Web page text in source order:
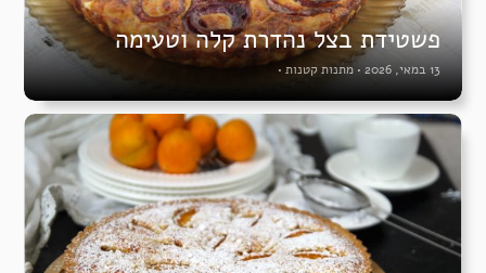
פשטידת בצל נהדרת קלה וטעימה
13 במאי, 2026 • מתנות קטנות •